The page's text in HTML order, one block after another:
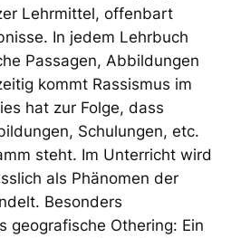
Lehrmittel, offenbart
In jedem Lehrbuch
Passagen, Abbildungen
kommt Rassismus im
hat zur Folge, dass
Schulungen, etc.
steht. Im Unterricht wird
als Phänomen der
Besonders
geografische Othering: Ein